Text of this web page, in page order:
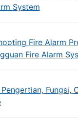
System
Fire Alarm
Fire Alarm
Fungsi,